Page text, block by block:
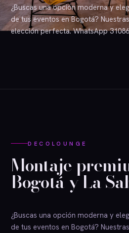
¿Buscas una opción moderna y
de tus eventos en Bogotá?
elección perfecta. WhatsApp
DECOLOUNGE
Montaje
Bogotá y La
¿Buscas una opción moderna y
de tus eventos en Bogotá?